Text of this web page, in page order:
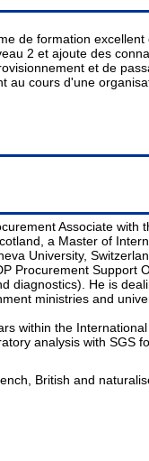
de formation
2 et ajoute des
et de
au cours d'une
Associate
a Master of
University,
Procurement Support
diagnostics). He is
ministries and
within the
analysis with SGS
British and